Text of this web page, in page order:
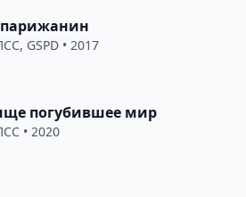
, GSPD • 2017
погубившее мир
• 2020